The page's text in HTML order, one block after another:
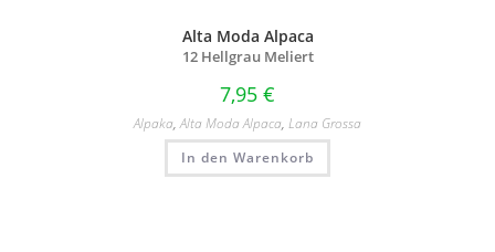
Alta Moda Alpaca
12 Hellgrau Meliert
7,95 €
Alpaka,Alta Moda Alpaca, Lana Grossa
In den Warenkorb